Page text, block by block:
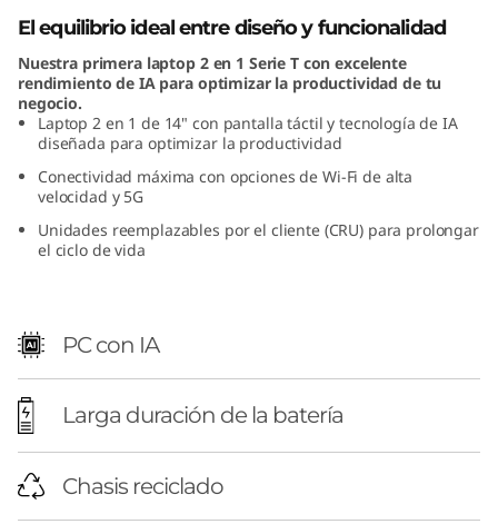
n
e
El equilibrio ideal entre diseño y funcionalidad
Nuestra primera laptop 2 en 1 Serie T con excelente
rendimiento de IA para optimizar la productividad de tu
negocio.
Laptop 2 en 1 de 14" con pantalla táctil y tecnología de IA
diseñada para optimizar la productividad
Conectividad máxima con opciones de Wi-Fi de alta
velocidad y 5G
Unidades reemplazables por el cliente (CRU) para prolongar
el ciclo de vida
PC con IA
Larga duración de la batería
Chasis reciclado